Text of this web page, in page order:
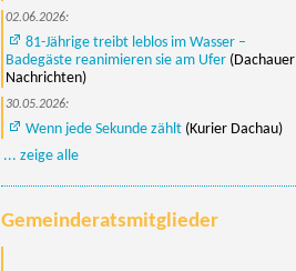
02.06.2026:
81-Jährige treibt leblos im Wasser –
Badegäste reanimieren sie am Ufer (Dachauer
Nachrichten)
30.05.2026:
Wenn jede Sekunde zählt (Kurier Dachau)
... zeige alle
Gemeinderatsmitglieder